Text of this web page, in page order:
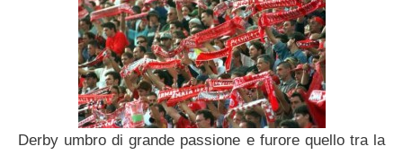
Derby umbro di grande passione e furore quello tra la